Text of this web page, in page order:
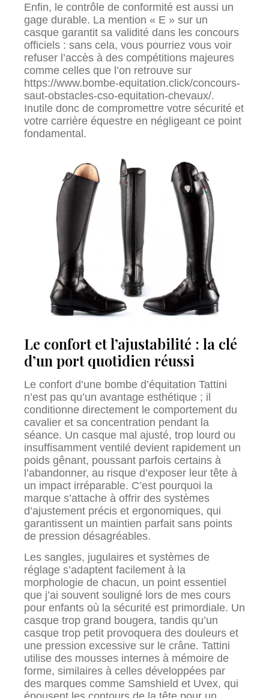
Enfin, le contrôle de conformité est aussi un
gage durable. La mention « E » sur un
casque garantit sa validité dans les concours
officiels : sans cela, vous pourriez vous voir
refuser l’accès à des compétitions majeures
comme celles que l’on retrouve sur
https://www.bombe-equitation.click/concours-
saut-obstacles-cso-equitation-chevaux/.
Inutile donc de compromettre votre sécurité et
votre carrière équestre en négligeant ce point
fondamental.
Le confort et l’ajustabilité : la clé
d’un port quotidien réussi
Le confort d’une bombe d’équitation Tattini
n’est pas qu’un avantage esthétique ; il
conditionne directement le comportement du
cavalier et sa concentration pendant la
séance. Un casque mal ajusté, trop lourd ou
insuffisamment ventilé devient rapidement un
poids gênant, poussant parfois certains à
l’abandonner, au risque d’exposer leur tête à
un impact irréparable. C’est pourquoi la
marque s’attache à offrir des systèmes
d’ajustement précis et ergonomiques, qui
garantissent un maintien parfait sans points
de pression désagréables.
Les sangles, jugulaires et systèmes de
réglage s’adaptent facilement à la
morphologie de chacun, un point essentiel
que j’ai souvent souligné lors de mes cours
pour enfants où la sécurité est primordiale. Un
casque trop grand bougera, tandis qu’un
casque trop petit provoquera des douleurs et
une pression excessive sur le crâne. Tattini
utilise des mousses internes à mémoire de
forme, similaires à celles développées par
des marques comme Samshield et Uvex, qui